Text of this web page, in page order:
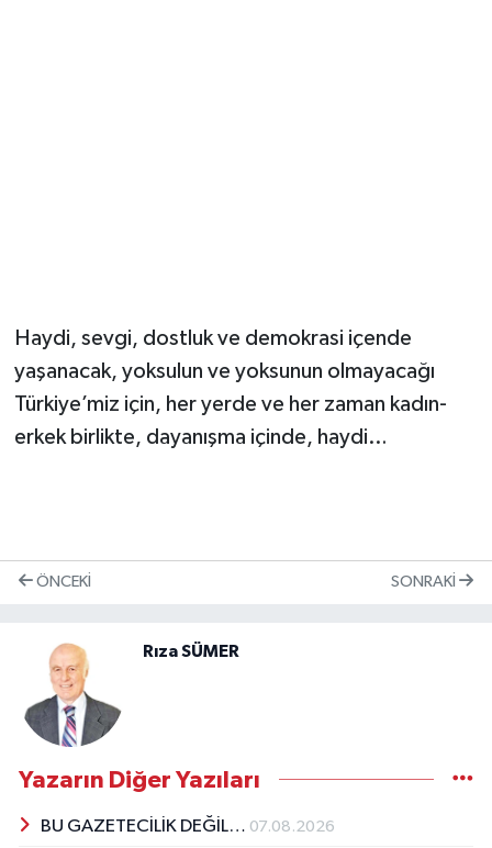
Haydi, sevgi, dostluk ve demokrasi içende
yaşanacak, yoksulun ve yoksunun olmayacağı
Türkiye’miz için, her yerde ve her zaman kadın-
erkek birlikte, dayanışma içinde, haydi…
ÖNCEKI SONRAKI
Rıza SÜMER
Yazarın Diğer Yazıları
BU GAZETECİLİK DEĞİL… 07.08.2026